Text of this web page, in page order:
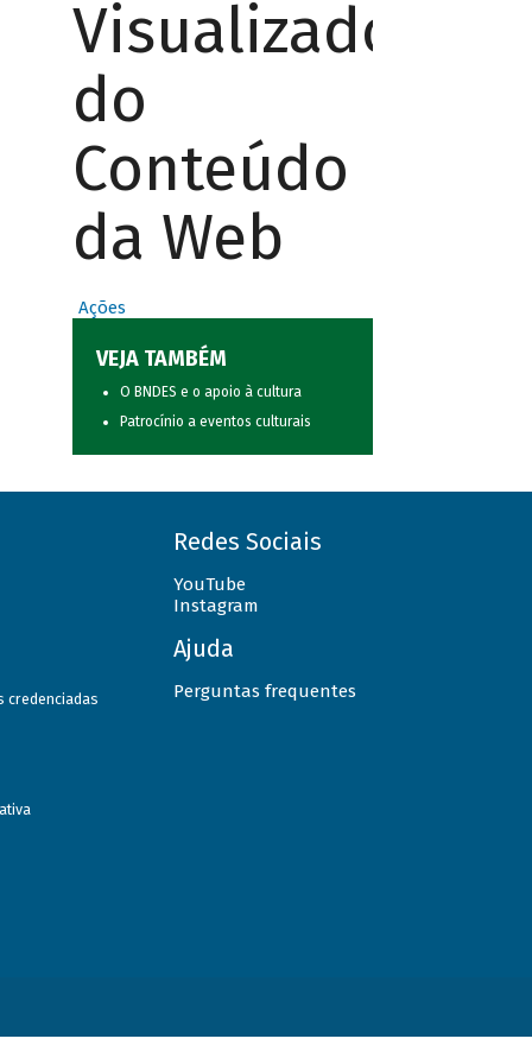
Visualizador
do
Conteúdo
da Web
Ações
VEJA TAMBÉM
O BNDES e o apoio à cultura
Patrocínio a eventos culturais
credenciadas
Redes Sociais
YouTube
Instagram
Ajuda
Perguntas frequentes